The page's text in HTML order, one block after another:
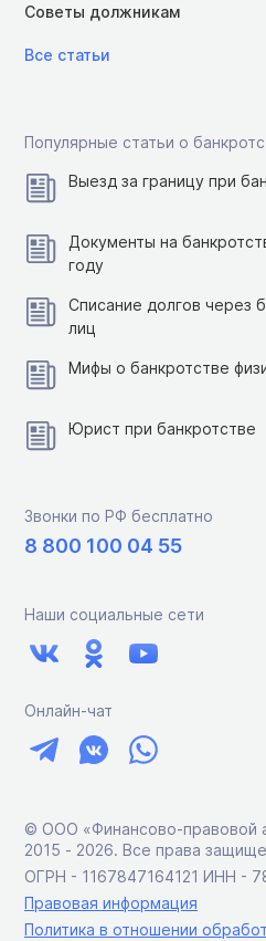
Советы должникам
Все статьи
Популярные статьи о
Выезд за границу при
Документы на
году
Списание долгов через
лиц
Мифы о банкротстве
Юрист при банкротстве
Звонки по РФ бесплатно
8 800 100 04 55
Наши социальные сети
Онлайн-чат
© ООО «Финансово-правовой
2015 ‑ 2026. Все права
ОГРН - 1167847164121 ИНН -
Правовая информация
Политика в отношении